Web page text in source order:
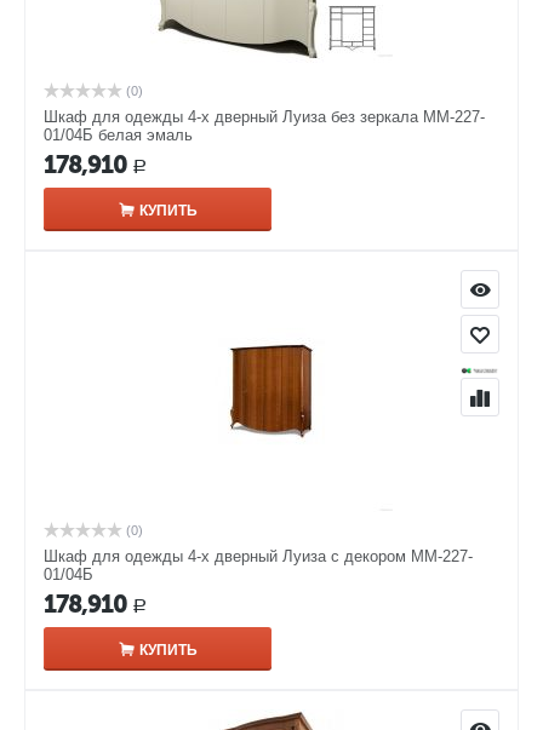
(0)
Шкаф для одежды 4-х дверный Луиза без зеркала ММ-227-
01/04Б белая эмаль
178,910 Р
КУПИТЬ
(0)
Шкаф для одежды 4-х дверный Луиза с декором ММ-227-
01/04Б
178,910 Р
КУПИТЬ